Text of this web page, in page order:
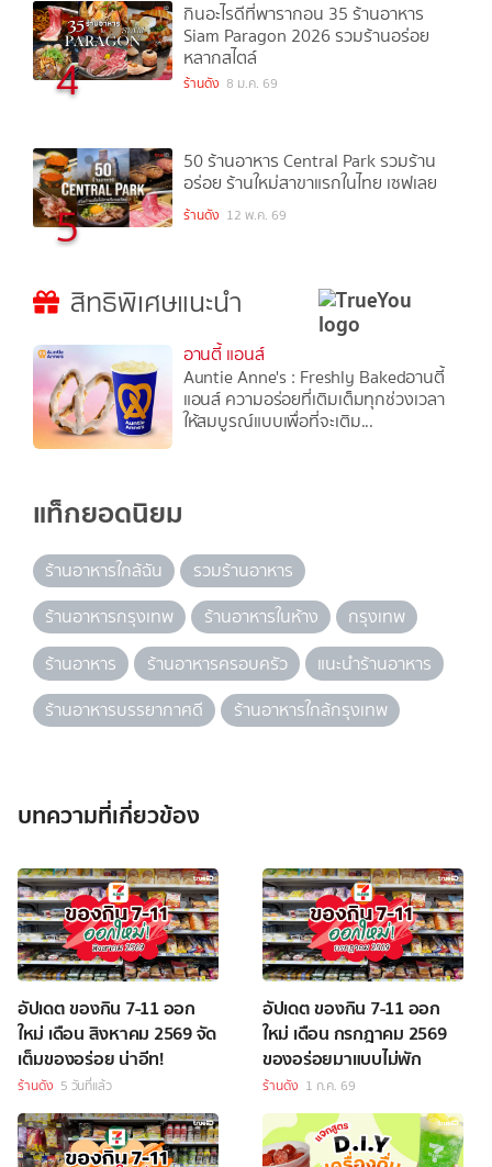
4
กินอะไรดีที่พารากอน 35 ร้านอาหาร
Siam Paragon 2026 รวมร้านอร่อย
หลากสไตล์
ร้านดัง 8 ม.ค. 69
5
50 ร้านอาหาร Central Park รวมร้าน
อร่อย ร้านใหม่สาขาแรกในไทย เซฟเลย
ร้านดัง 12 พ.ค. 69
สิทธิพิเศษแนะนำ
อานตี้ แอนส์
Auntie Anne's : Freshly Bakedอานตี้
แอนส์ ความอร่อยที่เติมเต็มทุกช่วงเวลา
ให้สมบูรณ์แบบเพื่อที่จะเติม...
แท็กยอดนิยม
ร้านอาหารใกล้ฉัน
รวมร้านอาหาร
ร้านอาหารกรุงเทพ
ร้านอาหารในห้าง
กรุงเทพ
ร้านอาหาร
ร้านอาหารครอบครัว
แนะนำร้านอาหาร
ร้านอาหารบรรยากาศดี
ร้านอาหารใกล้กรุงเทพ
บทความที่เกี่ยวข้อง
อัปเดต ของกิน 7-11 ออก
ใหม่ เดือน สิงหาคม 2569 จัด
เต็มของอร่อย น่าอีท!
ร้านดัง 5 วันที่แล้ว
อัปเดต ของกิน 7-11 ออก
ใหม่ เดือน กรกฎาคม 2569
ของอร่อยมาแบบไม่พัก
ร้านดัง 1 ก.ค. 69